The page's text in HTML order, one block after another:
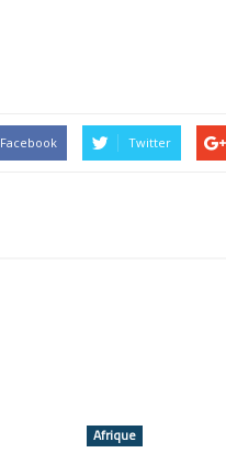
Facebook Twitter
Afrique